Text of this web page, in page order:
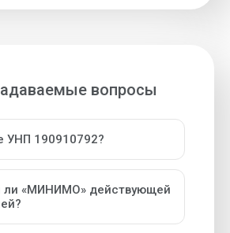
вопросы
УНП 190910792?
ли «МИНИМО» действующей